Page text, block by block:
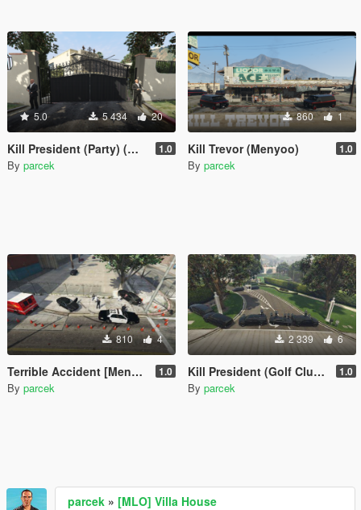
5.0 5 434 20
Kill President (Party) (Menyoo) 1.0
By parcek
860 1
Kill Trevor (Menyoo) 1.0
By parcek
810 4
Terrible Accident [Menyoo] 1.0
By parcek
2 339 6
Kill President (Golf Club) [Menyoo] 1.0
By parcek
parcek » [MLO] Villa House